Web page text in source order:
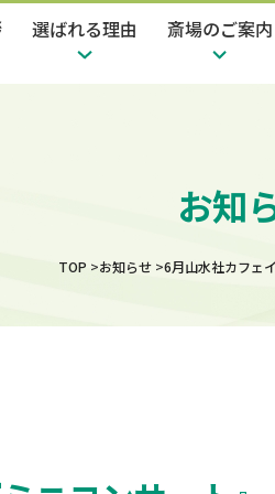
選ばれる理由 斎場のご案内
お知
TOP お知らせ 6月山水社カフェ